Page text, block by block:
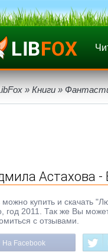
» Книги »
Астахова -
можно купить и скачать
год 2011. Так же Вы
с отзывами.
На Facebook